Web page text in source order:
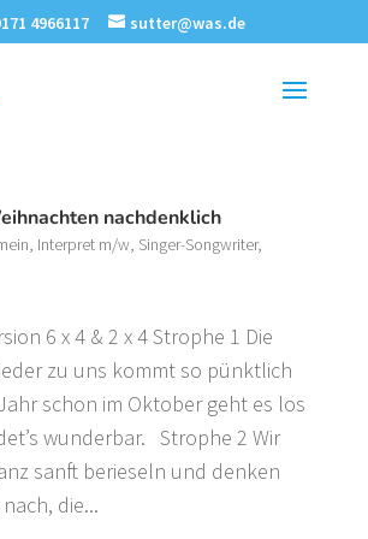
4966117 sutter@was.de
nachdenklich
, Interpret m/w, Singer-Songwriter,
6 x 4 & 2 x 4 Strophe 1 Die
zu uns kommt so pünktlich
schon im Oktober geht es los
wunderbar. Strophe 2 Wir
sanft berieseln und denken
die...